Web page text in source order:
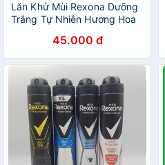
Lăn Khử Mùi Rexona Dưỡng
Trắng Tự Nhiên Hương Hoa
45.000 đ